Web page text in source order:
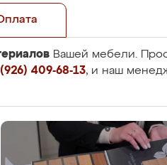
Вашей мебели.
409-68-13, и наш